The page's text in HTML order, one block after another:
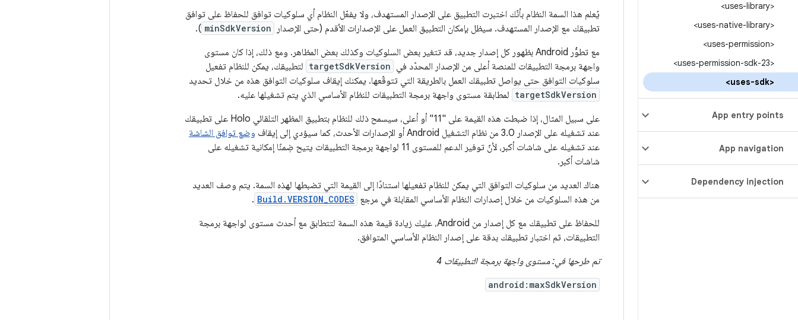
<uses-library>
<uses-native-library>
<uses-permission>
<uses-permission-sdk-23>
<uses-sdk>
App entry points
App navigation
Dependency injection
يُعلم هذا السمة النظام بأنّك اختبرت التطبيق على الإصدار المستهدف، ولا يفعّل النظام أي سلوكيات توافق للحفاظ على توافق
تطبيقك مع الإصدار المستهدف. سيظل بإمكان التطبيق العمل على الإصدارات الأقدم (حتى الإصدار
minSdkVersion
).
مع تطوُّر Android بظهور كل إصدار جديد، قد تتغير بعض السلوكيات وكذلك بعض المظاهر. ومع ذلك، إذا كان مستوى
واجهة برمجة التطبيقات للمنصة أعلى من الإصدار المحدّد في targetSdkVersion لتطبيقك، يمكن للنظام تفعيل
سلوكيات التوافق حتى يواصل تطبيقك العمل بالطريقة التي تتوقّعها. يمكنك إيقاف سلوكيات التوافق هذه من خلال تحديد
targetSdkVersion لمطابقة مستوى واجهة برمجة التطبيقات للنظام الأساسي الذي يتم تشغيلها عليه.
على سبيل المثال، إذا ضبطت هذه القيمة على "11" أو أعلى، سيسمح ذلك للنظام بتطبيق المظهر التلقائي Holo على تطبيقك
عند تشغيله على الإصدار 3.0 من نظام التشغيل Android أو الإصدارات الأحدث، كما سيؤدي إلى إيقاف
وضع توافق الشاشة
عند تشغيله على شاشات أكبر، لأنّ توفير الدعم للمستوى 11 لواجهة برمجة التطبيقات يتيح ضِمنًا إمكانية تشغيله على
شاشات أكبر.
هناك العديد من سلوكيات التوافق التي يمكن للنظام تفعيلها استنادًا إلى القيمة التي تضبطها لهذه السمة. يتم وصف العديد
من هذه السلوكيات من خلال إصدارات النظام الأساسي المقابلة في مرجع Build.VERSION_CODES
.
للحفاظ على تطبيقك مع كل إصدار من Android، عليك زيادة قيمة هذه السمة لتتطابق مع أحدث مستوى لواجهة برمجة
التطبيقات، ثم اختبار تطبيقك بدقة على إصدار النظام الأساسي المتوافق.
تم طرحها في: مستوى واجهة برمجة التطبيقات 4
android:maxSdkVersion